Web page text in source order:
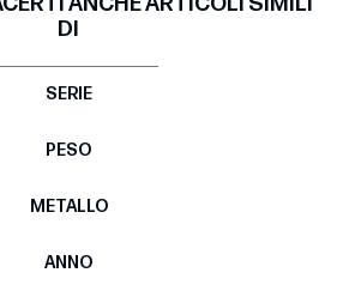
DI
SERIE
PESO
METALLO
ANNO